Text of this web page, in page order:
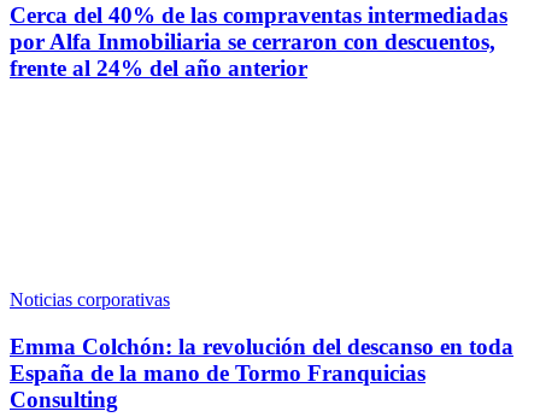
Cerca del 40% de las compraventas intermediadas
por Alfa Inmobiliaria se cerraron con descuentos,
frente al 24% del año anterior
Noticias corporativas
Emma Colchón: la revolución del descanso en toda
España de la mano de Tormo Franquicias
Consulting